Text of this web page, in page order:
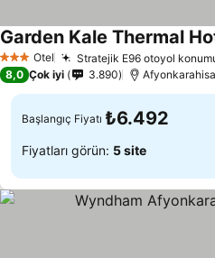
3 YıldızOtel Stratejik E96 otoyol
Garden Kale Thermal
8,0 Çok iyi 3.890
Başlangıç Fiyatı ₺6.492
Fiyatları görün: 5 site